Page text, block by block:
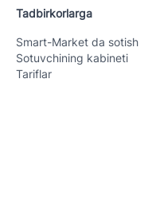
Tadbirkorlarga
Smart-Mаrket da sotish
Sotuvchining kabineti
Tariflar